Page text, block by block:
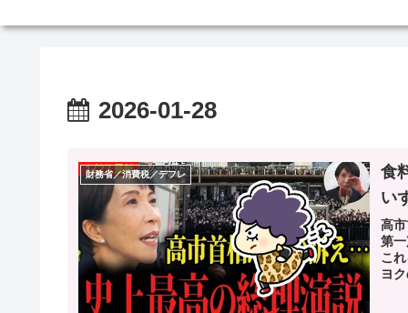
2026-01-28
財務省／消費税／デフレ
食
い
高
第
こ
ヨ